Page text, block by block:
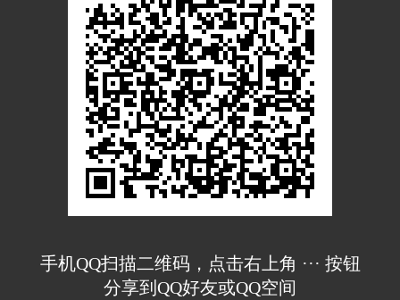
手机QQ扫描二维码，点击右上角 ··· 按钮
分享到QQ好友或QQ空间